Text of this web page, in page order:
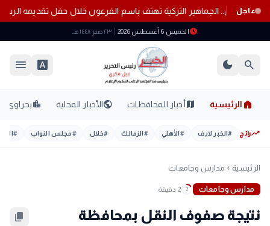
عاجل
طرابزون.. الجماهير التركية تهتف باسم الفرعون خلال حفل تقديمه
scheduleالخميس 6 أغسطس 2026 ٢٣ صفر ١٤٤٨ هـ
search
dark_mode
font_download
menu
home الرئيسية mapأخبار المحافظات publicالأخبار المحلية location_cityبحراوي
trending_upرائج #الخبر لايف #الأهلي #الزمالك #خلال #مجلس النواب #
الرئيسية chevron_left مدارس وجامعات
مدارس وجامعات 2 2 دقيقة
نتيجة صفوف النقل بمحافظة
content_copy